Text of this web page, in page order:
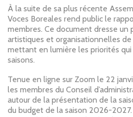
À la suite de sa plus récente
Voces Boreales rend public le
membres. Ce document dresse
artistiques et organisationnelles de
mettant en lumière les priorités
saisons.
Tenue en ligne sur Zoom le 22
les membres du Conseil
autour de la présentation de la
du budget de la saison 2026-